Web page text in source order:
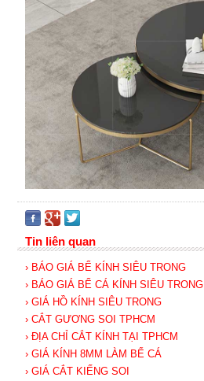
Tin liên quan
› BÁO GIÁ BỂ KÍNH SIÊU TRONG
› BÁO GIÁ BỂ CÁ KÍNH SIÊU TRONG
› GIÁ HỒ KÍNH SIÊU TRONG
› CẮT GƯƠNG SOI TPHCM
› ĐỊA CHỈ CẮT KÍNH TẠI TPHCM
› GIÁ KÍNH 8MM LÀM BỂ CÁ
› GIÁ CẮT KIẾNG SOI